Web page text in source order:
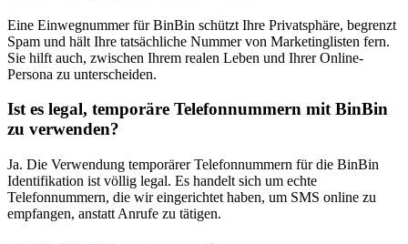
Eine Einwegnummer für BinBin schützt Ihre Privatsphäre, begrenzt
Spam und hält Ihre tatsächliche Nummer von Marketinglisten fern.
Sie hilft auch, zwischen Ihrem realen Leben und Ihrer Online-
Persona zu unterscheiden.
Ist es legal, temporäre Telefonnummern mit BinBin
zu verwenden?
Ja. Die Verwendung temporärer Telefonnummern für die BinBin
Identifikation ist völlig legal. Es handelt sich um echte
Telefonnummern, die wir eingerichtet haben, um SMS online zu
empfangen, anstatt Anrufe zu tätigen.